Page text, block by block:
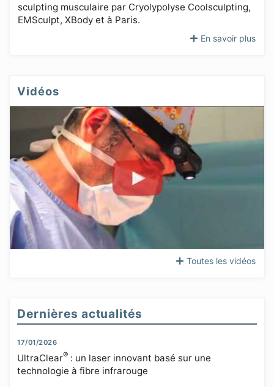
sculpting musculaire par Cryolypolyse Coolsculpting,
EMSculpt, XBody et à Paris.
En savoir plus
Vidéos
Toutes les vidéos
Dernières actualités
17/01/2026
UltraClear® : un laser innovant basé sur une
technologie à fibre infrarouge